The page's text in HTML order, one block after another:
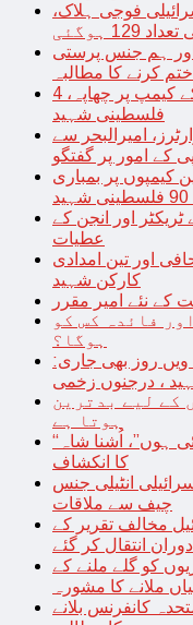
حماس کے ہاتھوں مزید 7 اسرائیلی فوجی ہلاک،
129 ہوگئی
اور ہم جنس پرستی
کرنے کا مطالبہ
اسرائیل کا فارعہ میں مہاجرین کے کیمپ پر چھاپہ، 4
فلسطینی شہید
امیرالبحر سے
کے امور پر گفتگو
کیمپوں پر بمباری
اور انجن کے
عطیات
اور تین امدادی
کارکن شہید
کے نئے امیر مقرر
فائدہ کس کو
ہوگا؟
غزہ پر اسرائیلی جارحیت 70 ویں روز بھی جاری:
کے لیے بدترین
ہوتا ہے
“غزہ کے حالات دیکھ کر اسلام کے قریب آئی ہوں”، اُشنا شاہ
کا انکشاف
انٹیلی جنس
چیف سے ملاقات
مخالف تقریر کے
دوران انتقال کر گئے
کو گلے ملنے کے
ملانے کا مشورہ
کانفرنس بلانے